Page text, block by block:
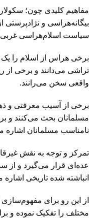
مفاهیم کلیدی چون؛
بیگانه‌هراسی و
سیاست اسلام‌هراسی غربی
برخی هراس از اسلام را
تراشی می‌دانند و برخی
واقعی سخن می‌رانند.
برخی از آسیب معرفتی و
مسلمانان بحث می‌کنند و
نامناسب مسلمانان اشاره
تمرکز و توجه به نقش
عده‌ای قرار می‌گیرد و از
انباشته شده تاریخی
از این رو برای
مختلف را تفکیک نموده و